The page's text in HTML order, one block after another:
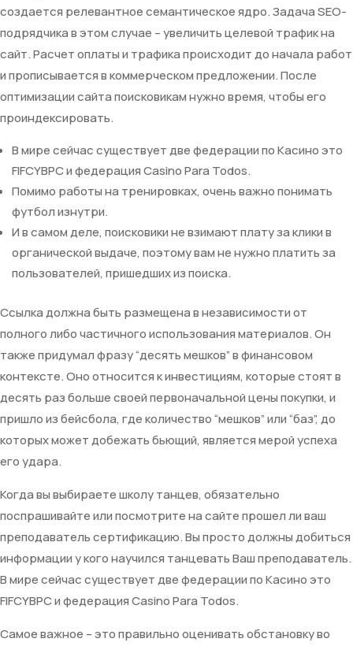
создается релевантное семантическое ядро. Задача SEO-
подрядчика в этом случае – увеличить целевой трафик на
сайт. Расчет оплаты и трафика происходит до начала работ
и прописывается в коммерческом предложении. После
оптимизации сайта поисковикам нужно время, чтобы его
проиндексировать.
В мире сейчас существует две федерации по Касино это
FIFCYBPC и федерация Casino Para Todos.
Помимо работы на тренировках, очень важно понимать
футбол изнутри.
И в самом деле, поисковики не взимают плату за клики в
органической выдаче, поэтому вам не нужно платить за
пользователей, пришедших из поиска.
Ссылка должна быть размещена в независимости от
полного либо частичного использования материалов. Он
также придумал фразу “десять мешков” в финансовом
контексте. Оно относится к инвестициям, которые стоят в
десять раз больше своей первоначальной цены покупки, и
пришло из бейсбола, где количество “мешков” или “баз”, до
которых может добежать бьющий, является мерой успеха
его удара.
Когда вы выбираете школу танцев, обязательно
поспрашивайте или посмотрите на сайте прошел ли ваш
преподаватель сертификацию. Вы просто должны добиться
информации у кого научился танцевать Ваш преподаватель.
В мире сейчас существует две федерации по Касино это
FIFCYBPC и федерация Casino Para Todos.
Самое важное – это правильно оценивать обстановку во